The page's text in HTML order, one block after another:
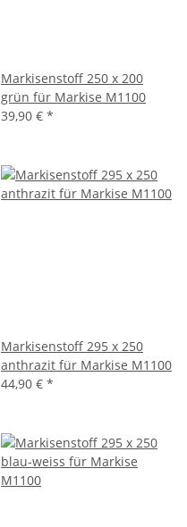
Markisenstoff 250 x 200
grün für Markise M1100
39,90 € *
Markisenstoff 295 x 250
anthrazit für Markise M1100
44,90 € *